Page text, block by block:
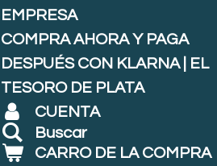
EMPRESA
COMPRA AHORA Y PAGA
DESPUÉS CON KLARNA | EL
TESORO DE PLATA
CUENTA
Buscar
CARRO DE LA COMPRA